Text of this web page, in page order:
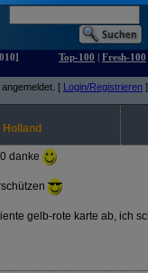
Top-100 | Fresh-100
[ Login/Registrieren ]
danke
gelb-rote karte ab, ich